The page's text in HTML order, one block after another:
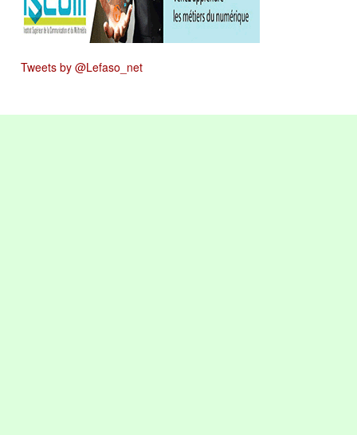
Tweets by @Lefaso_net